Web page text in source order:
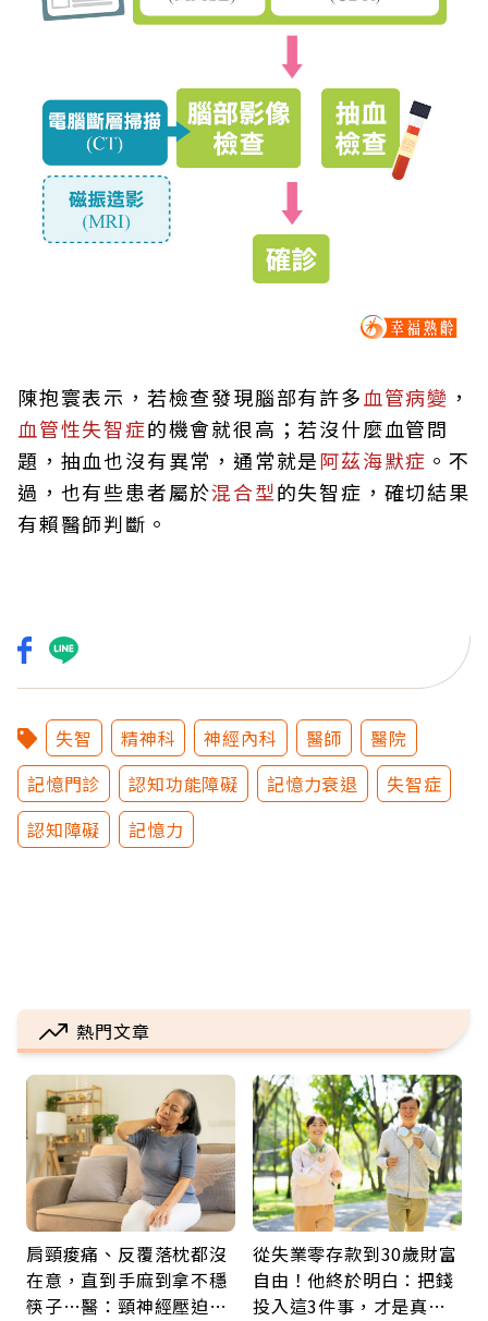
陳抱寰表示，若檢查發現腦部有許多血管病變 ，
血管性失智症的機會就很高；若沒什麼血管問
題，抽血也沒有異常，通常就是阿茲海默症 。不
過，也有些患者屬於混合型的失智症，確切結果
有賴醫師判斷。
失智 精神科 神經內科 醫師
醫院
記憶門診
認知功能障礙 記憶力衰退
失智症
認知障礙
記憶力
熱門文章
肩頸痠痛、反覆落枕都沒
在意，直到手麻到拿不穩
筷子…醫：頸神經壓迫上
從失業零存款到30歲財富
自由！他終於明白：把錢
投入這3件事，才是真正